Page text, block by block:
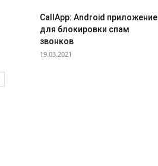
CallApp: Android приложение
для блокировки спам
звонков
19.03.2021